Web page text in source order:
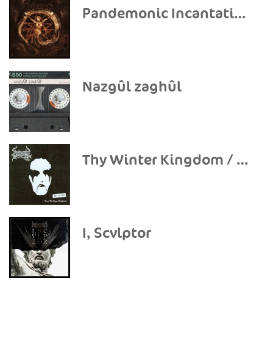
Pandemonic Incantations
Nazgûl zaghûl
Thy Winter Kingdom / From the Pagan Vastlands
I, Scvlptor